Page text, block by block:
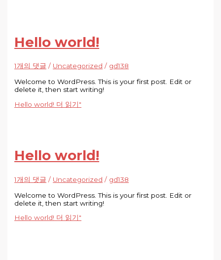
Hello world!
1개의 댓글 / Uncategorized / gd138
Welcome to WordPress. This is your first post. Edit or
delete it, then start writing!
Hello world! 더 읽기"
Hello world!
1개의 댓글 / Uncategorized / gd138
Welcome to WordPress. This is your first post. Edit or
delete it, then start writing!
Hello world! 더 읽기"